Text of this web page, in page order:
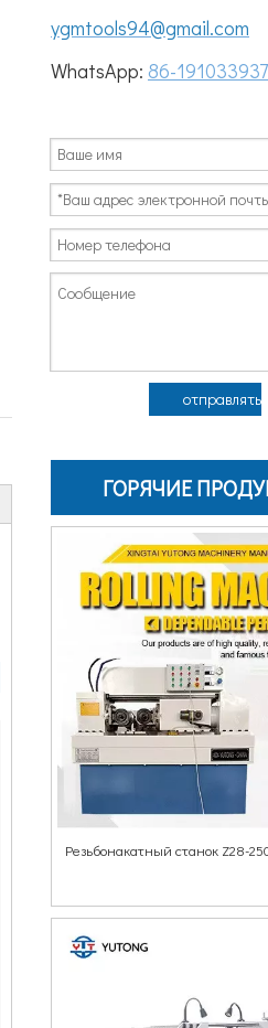
ygmtools94@gmail.com
WhatsApp: 86-
отправлять
ГОРЯЧИЕ
Резьбонакатный станок Z28-